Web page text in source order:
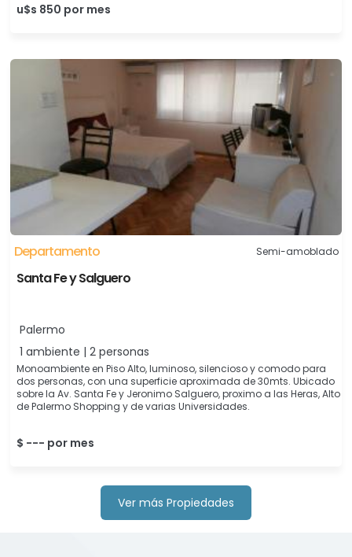
u$s 850 por mes
Departamento Semi-amoblado
Santa Fe y Salguero
Palermo
1 ambiente | 2 personas
Monoambiente en Piso Alto, luminoso, silencioso y comodo para
dos personas, con una superficie aproximada de 30mts. Ubicado
sobre la Av. Santa Fe y Jeronimo Salguero, proximo a las Heras, Alto
de Palermo Shopping y de varias Universidades.
$ --- por mes
Ver más Propiedades